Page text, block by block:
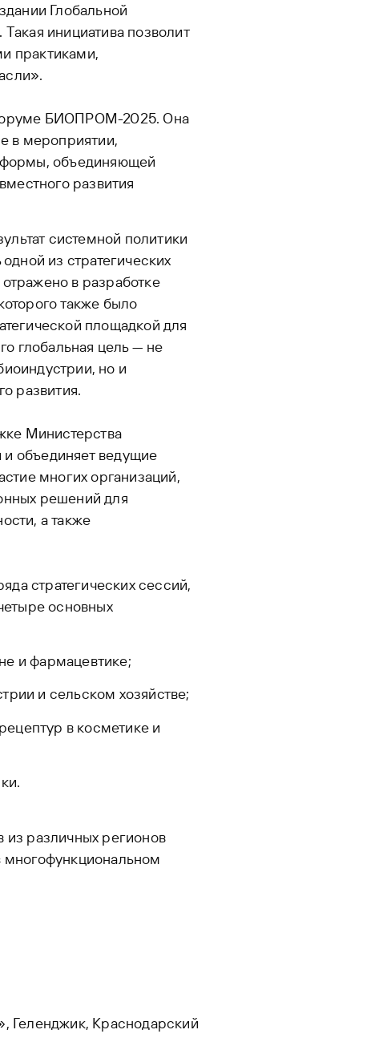
Глобальной
инициатива позволит
практиками,
БИОПРОМ-2025. Она
в мероприятии,
объединяющей
развития
системной политики
из стратегических
в разработке
также было
площадкой для
глобальная цель — не
но и
развития.
Министерства
объединяет ведущие
многих организаций,
решений для
а также
стратегических сессий,
основных
и фармацевтике;
и сельском хозяйстве;
в косметике и
из различных регионов
Геленджик, Краснодарский